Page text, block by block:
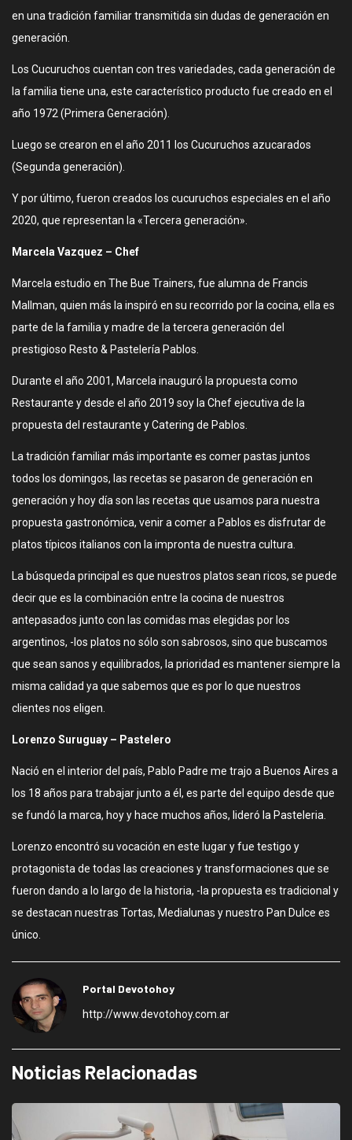
en una tradición familiar transmitida sin dudas de generación en
generación.
Los Cucuruchos cuentan con tres variedades, cada generación de
la familia tiene una, este característico producto fue creado en el
año 1972 (Primera Generación).
Luego se crearon en el año 2011 los Cucuruchos azucarados
(Segunda generación).
Y por último, fueron creados los cucuruchos especiales en el año
2020, que representan la «Tercera generación».
Marcela Vazquez – Chef
Marcela estudio en The Bue Trainers, fue alumna de Francis
Mallman, quien más la inspiró en su recorrido por la cocina, ella es
parte de la familia y madre de la tercera generación del
prestigioso Resto & Pastelería Pablos.
Durante el año 2001, Marcela inauguró la propuesta como
Restaurante y desde el año 2019 soy la Chef ejecutiva de la
propuesta del restaurante y Catering de Pablos.
La tradición familiar más importante es comer pastas juntos
todos los domingos, las recetas se pasaron de generación en
generación y hoy día son las recetas que usamos para nuestra
propuesta gastronómica, venir a comer a Pablos es disfrutar de
platos típicos italianos con la impronta de nuestra cultura.
La búsqueda principal es que nuestros platos sean ricos, se puede
decir que es la combinación entre la cocina de nuestros
antepasados junto con las comidas mas elegidas por los
argentinos, -los platos no sólo son sabrosos, sino que buscamos
que sean sanos y equilibrados, la prioridad es mantener siempre la
misma calidad ya que sabemos que es por lo que nuestros
clientes nos eligen.
Lorenzo Suruguay – Pastelero
Nació en el interior del país, Pablo Padre me trajo a Buenos Aires a
los 18 años para trabajar junto a él, es parte del equipo desde que
se fundó la marca, hoy y hace muchos años, lideró la Pasteleria.
Lorenzo encontró su vocación en este lugar y fue testigo y
protagonista de todas las creaciones y transformaciones que se
fueron dando a lo largo de la historia, -la propuesta es tradicional y
se destacan nuestras Tortas, Medialunas y nuestro Pan Dulce es
único.
Portal Devotohoy
http://www.devotohoy.com.ar
Noticias Relacionadas